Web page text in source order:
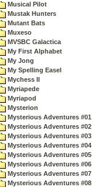
Musical Pilot
Mustak Hunters
Mutant Bats
Muxeso
MVSBC Galactica
My First Alphabet
My Jong
My Spelling Easel
Mychess II
Myriapede
Myriapod
Mysterion
Mysterious Adventures
Mysterious Adventures
Mysterious Adventures
Mysterious Adventures
Mysterious Adventures
Mysterious Adventures
Mysterious Adventures
Mysterious Adventures